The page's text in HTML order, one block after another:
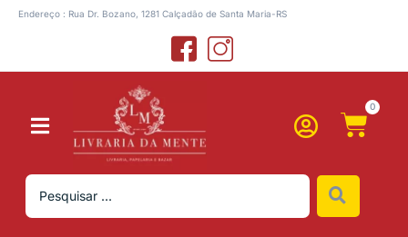
Endereço : Rua Dr. Bozano, 1281 Calçadão de Santa Maria-RS
0